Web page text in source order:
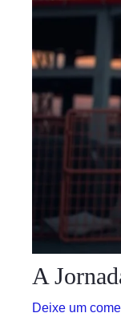
A
Deixe um